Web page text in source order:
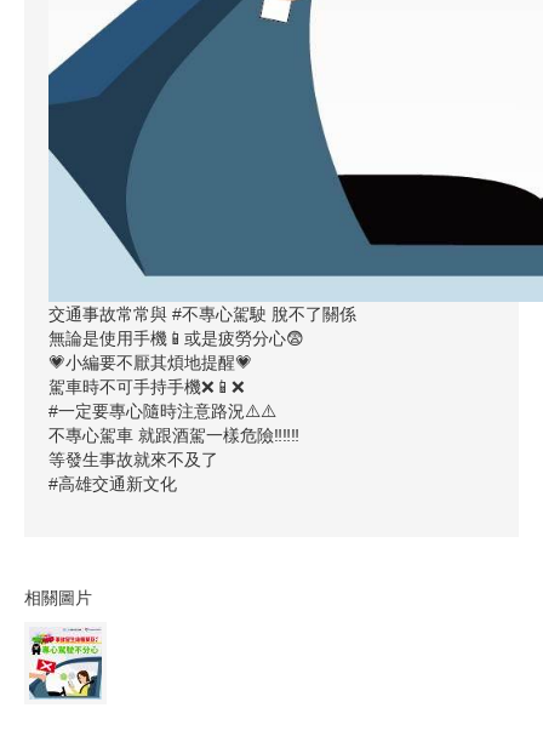
交通事故常常與 #不專心駕駛 脫不了關係
無論是使用手機📱或是疲勞分心😨
💗小編要不厭其煩地提醒💗
駕車時不可手持手機❌📱❌
#一定要專心隨時注意路況⚠️⚠️
不專心駕車 就跟酒駕一樣危險‼️‼️‼️
等發生事故就來不及了
#高雄交通新文化
相關圖片